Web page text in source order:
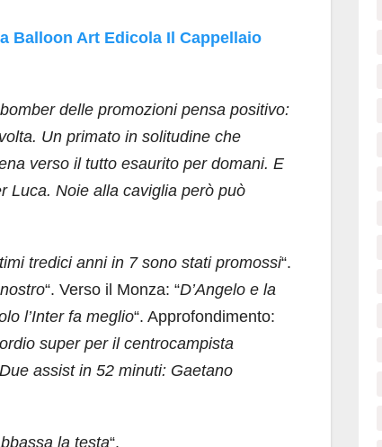
Balloon Art Edicola Il Cappellaio
delle promozioni pensa positivo:
Un primato in solitudine che
verso il tutto esaurito per domani. E
Luca. Noie alla caviglia però può
tredici anni in 7 sono stati promossi“.
“. Verso il Monza: “D’Angelo e la
l’Inter fa meglio“. Approfondimento:
super per il centrocampista
Due assist in 52 minuti: Gaetano
la testa“.